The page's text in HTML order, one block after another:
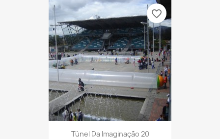
Túnel Da Imaginação 20
favorite_border